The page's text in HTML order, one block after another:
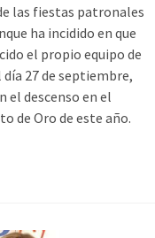
las fiestas patronales
ha incidido en que
el propio equipo de
27 de septiembre,
el descenso en el
de Oro de este año.